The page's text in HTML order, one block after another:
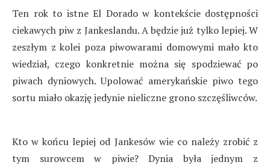
Ten rok to istne El Dorado w kontekście dostępności
ciekawych piw z Jankeslandu. A będzie już tylko lepiej. W
zeszłym z kolei poza piwowarami domowymi mało kto
wiedział, czego konkretnie można się spodziewać po
piwach dyniowych. Upolować amerykańskie piwo tego
sortu miało okazję jedynie nieliczne grono szczęśliwców.
Kto w końcu lepiej od Jankesów wie co należy zrobić z
tym surowcem w piwie? Dynia była jednym z